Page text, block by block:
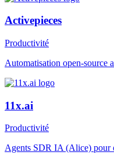
Activepieces
Productivité
Automatisation open-source
11x.ai
Productivité
Agents SDR IA (Alice) pour